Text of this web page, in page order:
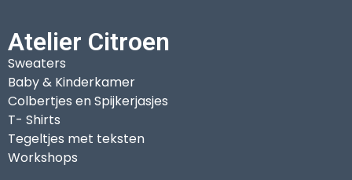
Atelier Citroen
Sweaters
Baby & Kinderkamer
Colbertjes en Spijkerjasjes
T- Shirts
Tegeltjes met teksten
Workshops